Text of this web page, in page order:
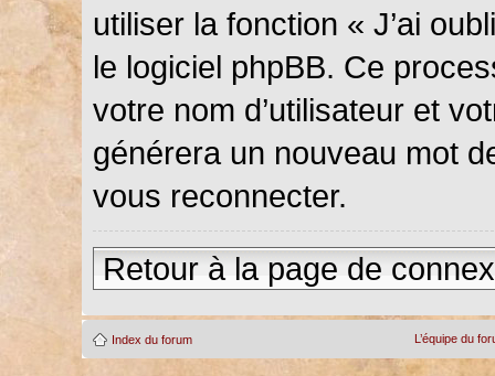
utiliser la fonction « J’ai
le logiciel phpBB. Ce
votre nom d’utilisateur et
générera un nouveau mot
vous reconnecter.
Retour à la page de
Index du forum L’équipe du